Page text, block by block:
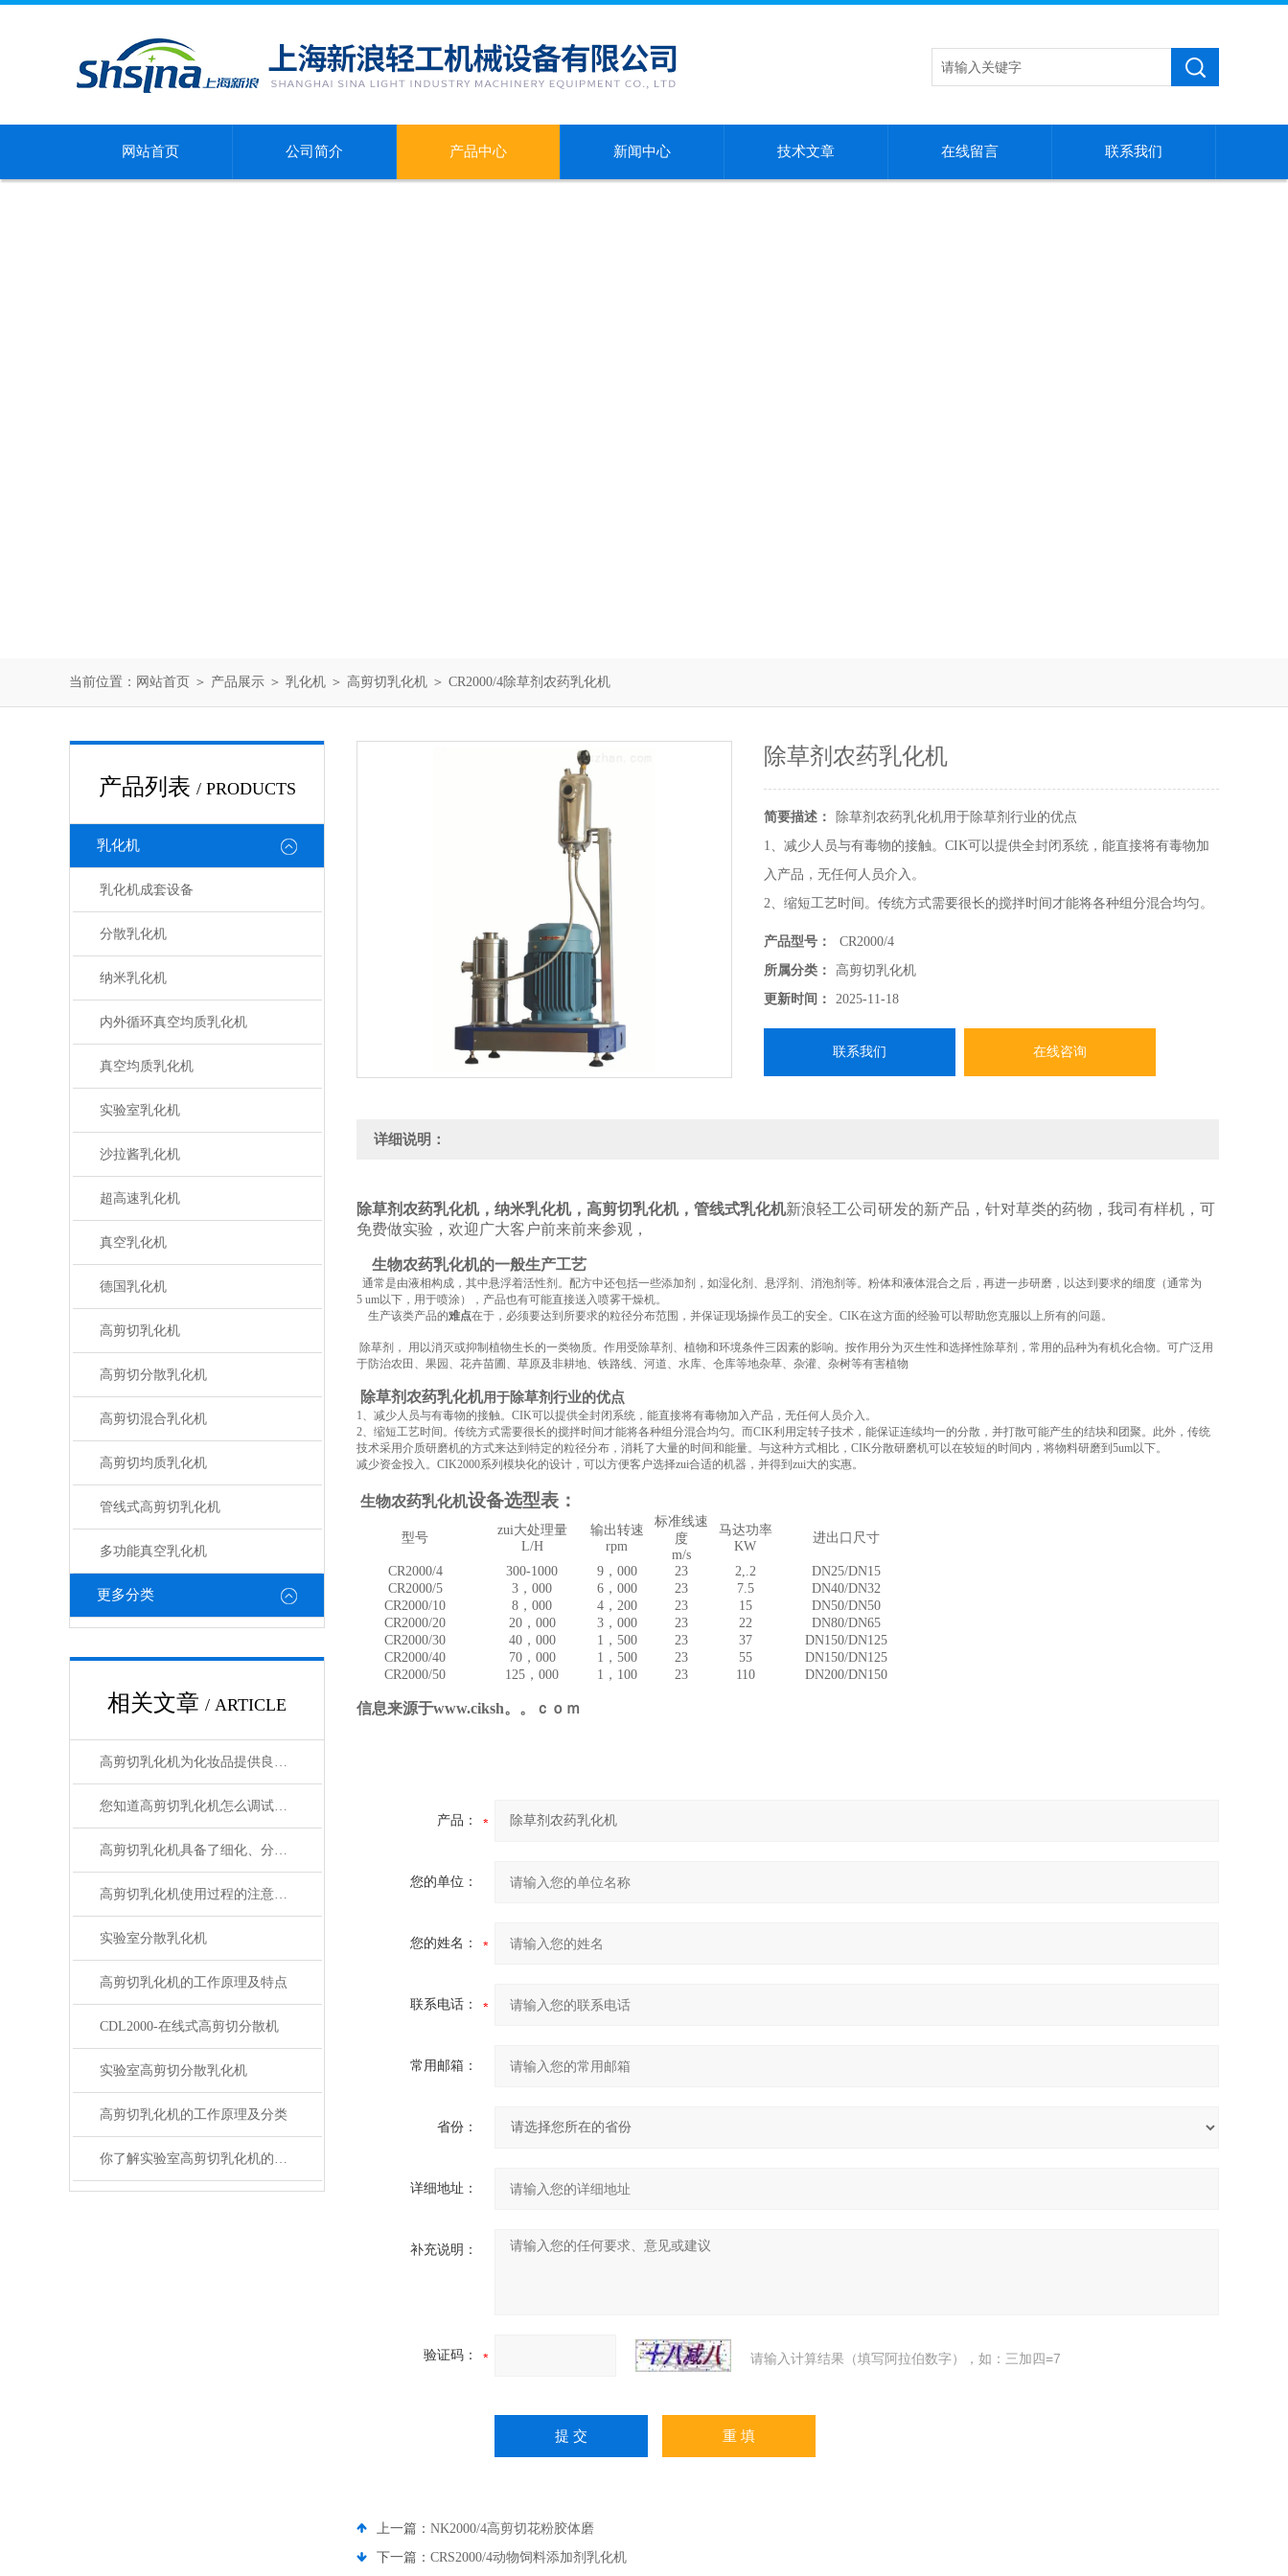
网站首页 公司简介 产品中心 新闻中心 技术文章 在线留言 联系我们
当前位置： 网站首页 ＞ 产品展示 ＞ 乳化机 ＞ 高剪切乳化机 ＞ CR2000/4除草剂农药乳化机
产品列表 / PRODUCTS
乳化机
乳化机成套设备
分散乳化机
纳米乳化机
内外循环真空均质乳化机
真空均质乳化机
实验室乳化机
沙拉酱乳化机
超高速乳化机
真空乳化机
德国乳化机
高剪切乳化机
高剪切分散乳化机
高剪切混合乳化机
高剪切均质乳化机
管线式高剪切乳化机
多功能真空乳化机
更多分类
相关文章 / ARTICLE
高剪切乳化机为化妆品提供良好的均质效果
您知道高剪切乳化机怎么调试吗？
高剪切乳化机具备了细化、分散和均质的功能
高剪切乳化机使用过程的注意事项
实验室分散乳化机
高剪切乳化机的工作原理及特点
CDL2000-在线式高剪切分散机
实验室高剪切分散乳化机
高剪切乳化机的工作原理及分类
你了解实验室高剪切乳化机的原理与工作过程吗
除草剂农药乳化机
简要描述：
除草剂农药乳化机用于除草剂行业的优点
1、减少人员与有毒物的接触。CIK可以提供全封闭系统，能直接将有毒物加
入产品，无任何人员介入。
2、缩短工艺时间。传统方式需要很长的搅拌时间才能将各种组分混合均匀。
而CIK利用定转子技术，能保证连续均一的分散，并打散可能产生的结块和团
聚。此外，传统技术采用介质研磨机的方式来达到特定的粒径分布，消耗了
大量的时间和能量。与这种方式相比，CIK分散研磨机可以在较短
产品型号：
CR2000/4
所属分类：
高剪切乳化机
更新时间：
2025-11-18
联系我们 在线咨询
详细说明：
除草剂农药乳化机，纳米乳化机，高剪切乳化机，管线式乳化机新浪轻工公司研发的新产品，针对草类的药物，我司有样机，可
免费做实验，欢迎广大客户前来前来参观，
生物农药乳化机的一般生产工艺
通常是由液相构成，其中悬浮着活性剂。配方中还包括一些添加剂，如湿化剂、悬浮剂、消泡剂等。粉体和液体混合之后，再进一步研磨，以达到要求的细度（通常为
5 um以下，用于喷涂），产品也有可能直接送入喷雾干燥机。
生产该类产品的难点在于，必须要达到所要求的粒径分布范围，并保证现场操作员工的安全。 CIK在这方面的经验可以帮助您克服以上所有的问题。
除草剂， 用以消灭或抑制植物生长的一类物质。作用受除草剂、植物和环境条件三因素的影响。按作用分为灭生性和选择性除草剂，常用的品种为有机化合物。可广泛用
于防治农田、果园、花卉苗圃、草原及非耕地、铁路线、河道、水库、仓库等地杂草、杂灌、杂树等有害植物
除草剂农药乳化机用于除草剂行业的优点
1、减少人员与有毒物的接触。 CIK可以提供全封闭系统，能直接将有毒物加入产品，无任何人员介入。
2、缩短工艺时间。传统方式需要很长的搅拌时间才能将各种组分混合均匀。而CIK利用定转子技术，能保证连续均一的分散，并打散可能产生的结块和团聚。此外，传统
技术采用介质研磨机的方式来达到特定的粒径分布，消耗了大量的时间和能量。与这种方式相比， CIK分散研磨机可以在较短的时间内，将物料研磨到5um以下。
减少资金投入。 CIK2000系列模块化的设计，可以方便客户选择zui合适的机器，并得到zui大的实惠。
生物农药乳化机设备选型表：
型号
zui大处理量
L/H
输出转速
rpm
标准线速
度
m/s
马达功率
KW
进出口尺寸
CR2000/4 300-1000 9， 000 23 2,.2
DN25/DN15
CR2000/5 3 ，000 6， 000 23 7.5
DN40/DN32
CR2000/10 8 ，000 4， 200 23 15
DN50/DN50
CR2000/20 20， 000 3， 000 23 22
DN80/DN65
CR2000/30 40， 000 1 ， 500 23 37
DN150/DN125
CR2000/40 70， 000 1 ， 500 23 55
DN150/DN125
CR2000/50 125 ，000 1 ， 100 23 110 DN200/DN150
信息来源于www.ciksh。。ｃｏｍ
产品：
您的单位：
您的姓名：
联系电话：
常用邮箱：
省份：
详细地址：
补充说明：
验证码： 请输入计算结果（填写阿拉伯数字），如：三加四=7
上一篇： NK2000/4高剪切花粉胶体磨
下一篇： CRS2000/4动物饲料添加剂乳化机